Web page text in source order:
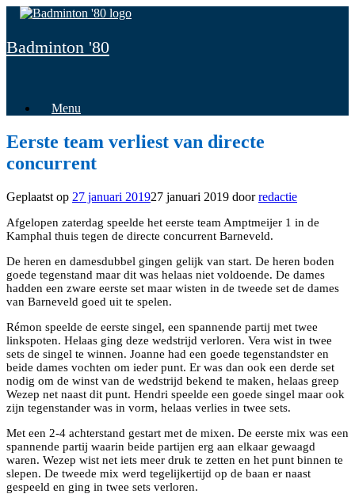
Spring
inhoud
Badminton '80
Menu
Eerste team verliest van directe
concurrent
Geplaatst op 27 januari 201927 januari 2019 doorredactie
Afgelopen zaterdag speelde het eerste team Amptmeijer 1 in de
Kamphal thuis tegen de directe concurrent Barneveld.
De heren en damesdubbel gingen gelijk van start. De heren boden
goede tegenstand maar dit was helaas niet voldoende. De dames
hadden een zware eerste set maar wisten in de tweede set de dames
van Barneveld goed uit te spelen.
Rémon speelde de eerste singel, een spannende partij met twee
linkspoten. Helaas ging deze wedstrijd verloren. Vera wist in twee
sets de singel te winnen. Joanne had een goede tegenstandster en
beide dames vochten om ieder punt. Er was dan ook een derde set
nodig om de winst van de wedstrijd bekend te maken, helaas greep
Wezep net naast dit punt. Hendri speelde een goede singel maar ook
zijn tegenstander was in vorm, helaas verlies in twee sets.
Met een 2-4 achterstand gestart met de mixen. De eerste mix was een
spannende partij waarin beide partijen erg aan elkaar gewaagd
waren. Wezep wist net iets meer druk te zetten en het punt binnen te
slepen. De tweede mix werd tegelijkertijd op de baan er naast
gespeeld en ging in twee sets verloren.